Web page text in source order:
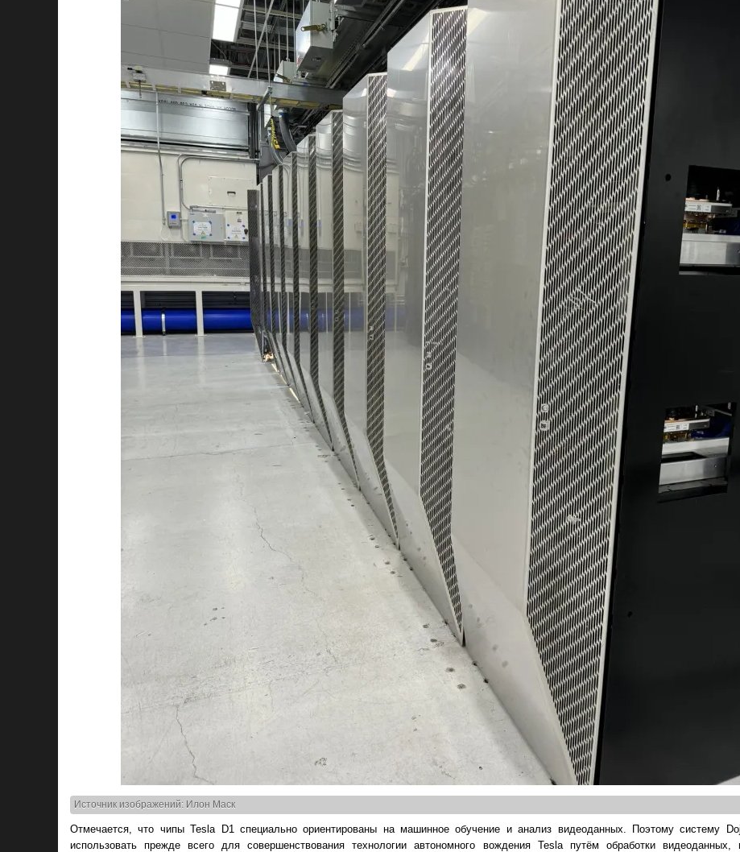
Источник изображений: Илон Маск
Отмечается, что чипы Tesla D1 специально ориентированы на машинное обучение и анализ видеоданных. Поэтому систему
использовать прежде всего для совершенствования технологии автономного вождения Tesla путём обработки видеоданных,